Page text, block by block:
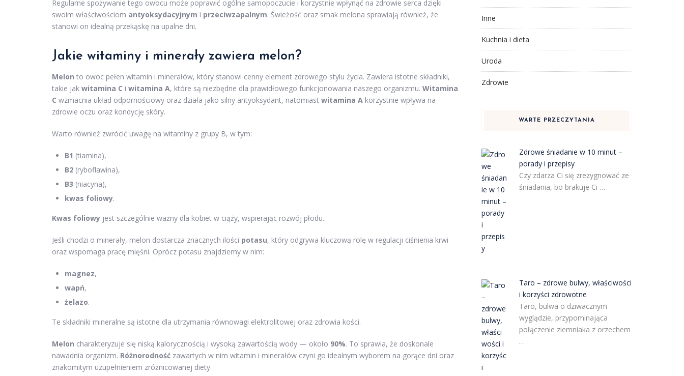
Regularne spożywanie tego owocu może poprawić ogólne samopoczucie i korzystnie wpłynąć na zdrowie serca dzięki
swoim właściwościom antyoksydacyjnym i przeciwzapalnym. Świeżość oraz smak melona sprawiają również, że
stanowi on idealną przekąskę na upalne dni.
Jakie witaminy i minerały zawiera melon?
Melon to owoc pełen witamin i minerałów, który stanowi cenny element zdrowego stylu życia. Zawiera istotne składniki,
takie jak witamina C i witamina A, które są niezbędne dla prawidłowego funkcjonowania naszego organizmu. Witamina
C wzmacnia układ odpornościowy oraz działa jako silny antyoksydant, natomiast witamina A korzystnie wpływa na
zdrowie oczu oraz kondycję skóry.
Warto również zwrócić uwagę na witaminy z grupy B, w tym:
B1 (tiamina),
B2 (ryboflawina),
B3 (niacyna),
kwas foliowy.
Kwas foliowy jest szczególnie ważny dla kobiet w ciąży, wspierając rozwój płodu.
Jeśli chodzi o minerały, melon dostarcza znacznych ilości potasu, który odgrywa kluczową rolę w regulacji ciśnienia krwi
oraz wspomaga pracę mięśni. Oprócz potasu znajdziemy w nim:
magnez,
wapń,
żelazo.
Te składniki mineralne są istotne dla utrzymania równowagi elektrolitowej oraz zdrowia kości.
Melon charakteryzuje się niską kalorycznością i wysoką zawartością wody — około 90%. To sprawia, że doskonale
nawadnia organizm. Różnorodność zawartych w nim witamin i minerałów czyni go idealnym wyborem na gorące dni oraz
znakomitym uzupełnieniem zróżnicowanej diety.
Inne
Kuchnia i dieta
Uroda
Zdrowie
WARTE PRZECZYTANIA
Zdrowe śniadanie w 10 minut –
porady i przepisy
Czy zdarza Ci się zrezygnować ze
śniadania, bo brakuje Ci …
Taro – zdrowe bulwy, właściwości
i korzyści zdrowotne
Taro, bulwa o dziwacznym
wyglądzie, przypominająca
połączenie ziemniaka z orzechem
…